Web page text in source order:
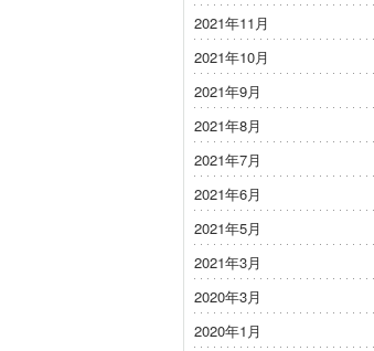
2021年11月
2021年10月
2021年9月
2021年8月
2021年7月
2021年6月
2021年5月
2021年3月
2020年3月
2020年1月